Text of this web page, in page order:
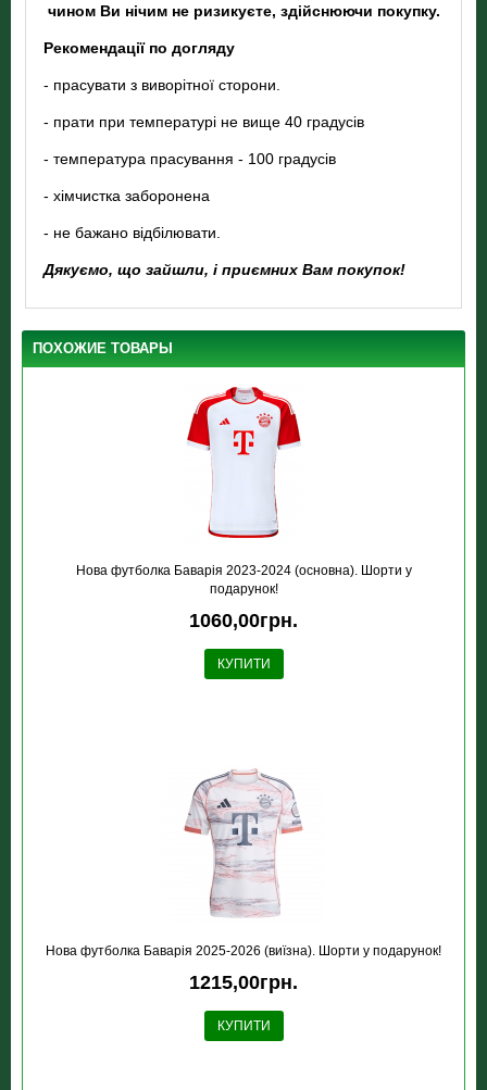
чином Ви нічим не ризикуєте, здійснюючи покупку.
Рекомендації по догляду
- прасувати з виворітної сторони.
- прати при температурі не вище 40 градусів
- температура прасування - 100 градусів
- хімчистка заборонена
- не бажано відбілювати.
Дякуємо, що зайшли, і приємних Вам покупок!
ПОХОЖИЕ ТОВАРЫ
Нова футболка Баварія 2023-2024 (основна). Шорти у
подарунок!
1060,00грн.
КУПИТИ
Нова футболка Баварія 2025-2026 (виїзна). Шорти у подарунок!
1215,00грн.
КУПИТИ